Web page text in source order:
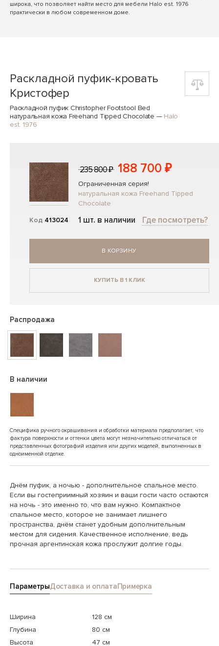
широка, что позволяет найти место для мебели Halo est. 1976
практически в любом современном доме.
Раскладной пуфик-кровать
Кристофер
Раскладной пуфик Christopher Footstool Bed
натуральная кожа Freehand Tipped Chocolate — Halo
est. 1976
Код 413024
235 800 ₽ 188 700 ₽
Ограниченная серия!
натуральная кожа Freehand Tipped
Chocolate
1 шт. в наличии Где посмотреть?
В КОРЗИНУ
КУПИТЬ В 1 КЛИК
Распродажа
В наличии
Специфика ручного окрашивания и обработки материала предполагает, что
фактура поверхности и оттенки цвета могут незначительно отличаться от
представленных фотографий изделия или других моделей, выполненных в
одноименной отделке.
Днём пуфик, а ночью - дополнительное спальное место.
Если вы гостеприимный хозяин и ваши гости часто остаются
на ночь - это именно то, что вам нужно. Компактное
спальное место, которое не занимает лишнего
пространства, днём станет удобным дополнительным
местом для сидения. Качественное исполнение, ведь
прочная аргентинская кожа прослужит долгие годы.
ПараметрыДоставка и оплатаПримерка
Ширина
128 см
Глубина
80 см
Высота
47 см